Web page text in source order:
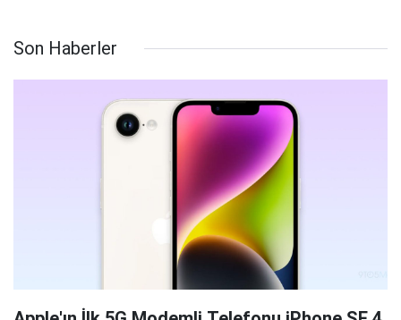
Son Haberler